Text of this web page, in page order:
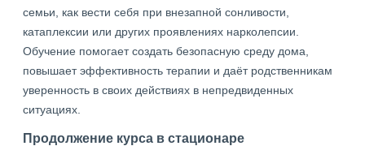
семьи, как вести себя при внезапной сонливости,
катаплексии или других проявлениях нарколепсии.
Обучение помогает создать безопасную среду дома,
повышает эффективность терапии и даёт родственникам
уверенность в своих действиях в непредвиденных
ситуациях.
Продолжение курса в стационаре